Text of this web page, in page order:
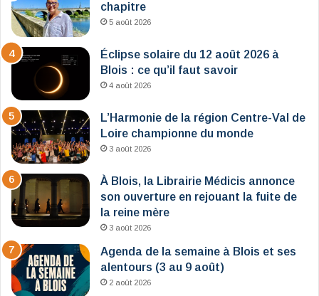
chapitre
5 août 2026
Éclipse solaire du 12 août 2026 à
Blois : ce qu’il faut savoir
4 août 2026
L’Harmonie de la région Centre-Val de
Loire championne du monde
3 août 2026
À Blois, la Librairie Médicis annonce
son ouverture en rejouant la fuite de
la reine mère
3 août 2026
Agenda de la semaine à Blois et ses
alentours (3 au 9 août)
2 août 2026